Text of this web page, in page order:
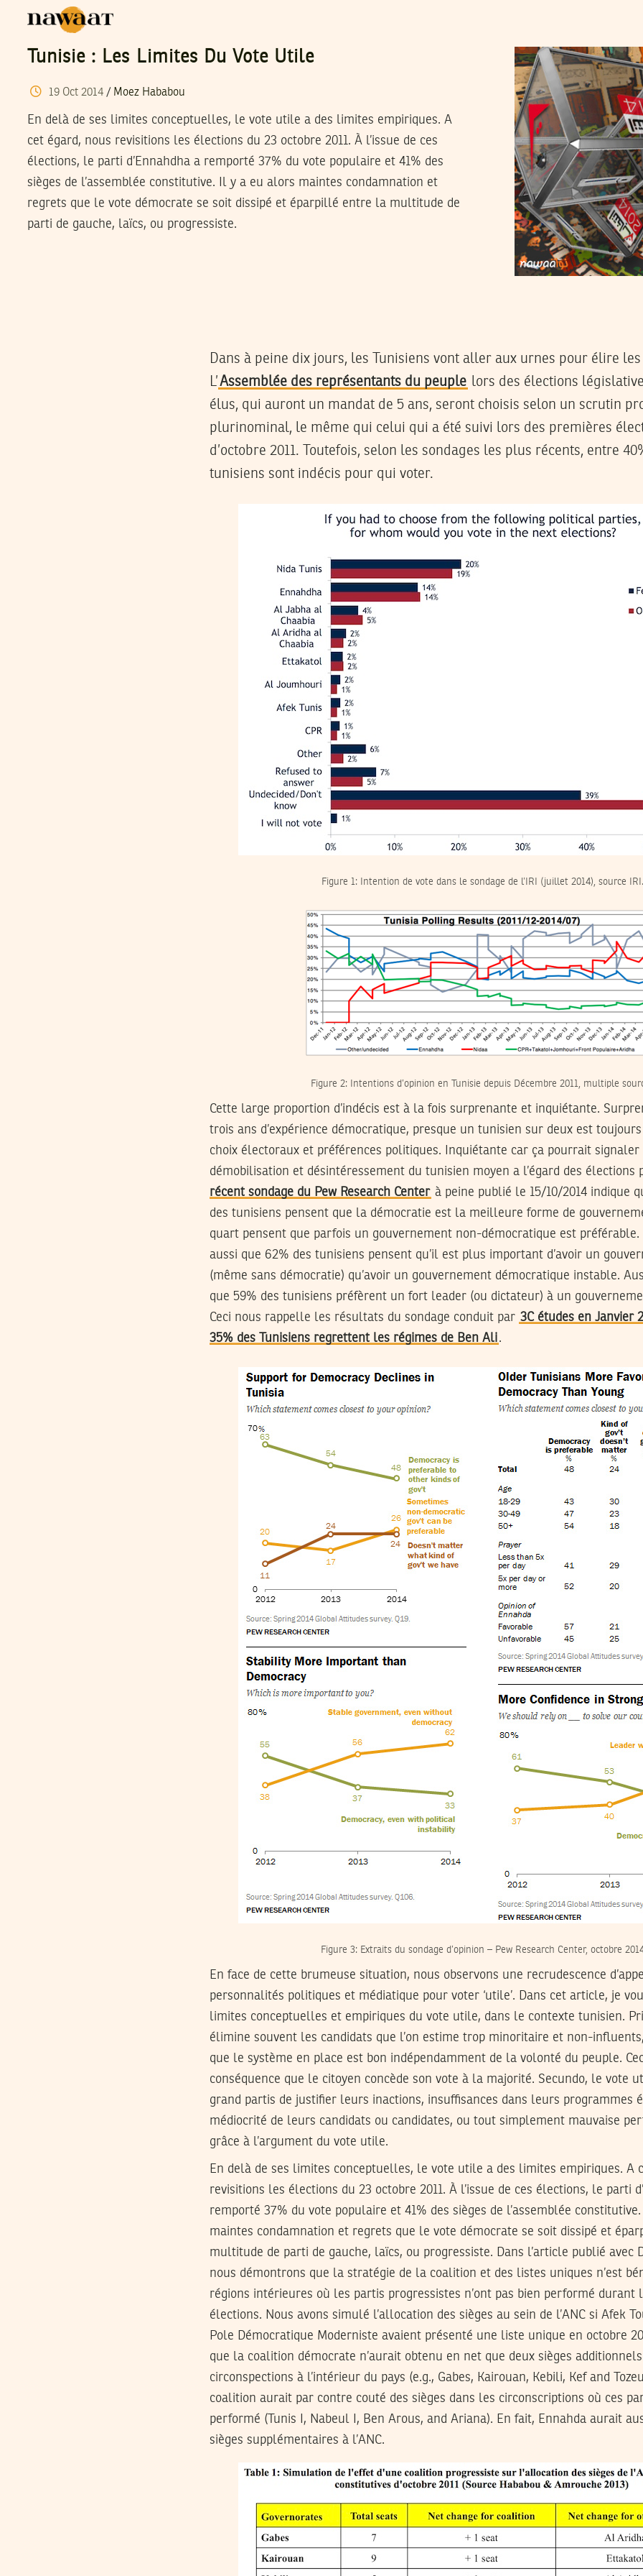
Tunisie : Les Limites Du Vote Utile
19 Oct 2014/ Moez Hababou
En delà de ses limites conceptuelles, le vote utile a des limites empiriques. A
cet égard, nous revisitions les élections du 23 octobre 2011. À l’issue de ces
élections, le parti d’Ennahdha a remporté 37% du vote populaire et 41% des
sièges de l’assemblée constitutive. Il y a eu alors maintes condamnation et
regrets que le vote démocrate se soit dissipé et éparpillé entre la multitude de
parti de gauche, laïcs, ou progressiste.
Dans à peine dix jours, les Tunisiens vont aller aux urnes pour élire
L’Assemblée des représentants du peuple lors des élections
élus, qui auront un mandat de 5 ans, seront choisis selon un scrutin
plurinominal, le même qui celui qui a été suivi lors des premières
d’octobre 2011. Toutefois, selon les sondages les plus récents, entre
tunisiens sont indécis pour qui voter.
Figure 1: Intention de vote dans le sondage de l’IRI (juillet 2014), source IRI.
Figure 2: Intentions d’opinion en Tunisie depuis Décembre 2011, multiple
Cette large proportion d’indécis est à la fois surprenante et inquiétante.
trois ans d’expérience démocratique, presque un tunisien sur deux est
choix électoraux et préférences politiques. Inquiétante car ça pourrait
démobilisation et désintéressement du tunisien moyen a l’égard des élections
récent sondage du Pew Research Center à peine publié le 15/10/2014 indique
des tunisiens pensent que la démocratie est la meilleure forme de
quart pensent que parfois un gouvernement non-démocratique est préférable.
aussi que 62% des tunisiens pensent qu’il est plus important d’avoir un
(même sans démocratie) qu’avoir un gouvernement démocratique instable.
que 59% des tunisiens préfèrent un fort leader (ou dictateur) à un
Ceci nous rappelle les résultats du sondage conduit par 3C études en Janvier
35% des Tunisiens regrettent les régimes de Ben Ali.
Figure 3: Extraits du sondage d’opinion – Pew Research Center, octobre
En face de cette brumeuse situation, nous observons une recrudescence
personnalités politiques et médiatique pour voter ‘utile’. Dans cet article, je
limites conceptuelles et empiriques du vote utile, dans le contexte tunisien.
élimine souvent les candidats que l’on estime trop minoritaire et non-
que le système en place est bon indépendamment de la volonté du peuple.
conséquence que le citoyen concède son vote à la majorité. Secundo, le vote
grand partis de justifier leurs inactions, insuffisances dans leurs programmes
médiocrité de leurs candidats ou candidates, ou tout simplement mauvaise
grâce à l’argument du vote utile.
En delà de ses limites conceptuelles, le vote utile a des limites empiriques. A
revisitions les élections du 23 octobre 2011. À l’issue de ces élections, le parti
remporté 37% du vote populaire et 41% des sièges de l’assemblée
maintes condamnation et regrets que le vote démocrate se soit dissipé et
multitude de parti de gauche, laïcs, ou progressiste. Dans l’article publié avec
nous démontrons que la stratégie de la coalition et des listes uniques n’est
régions intérieures où les partis progressistes n’ont pas bien performé durant
élections. Nous avons simulé l’allocation des sièges au sein de l’ANC si Afek
Pole Démocratique Moderniste avaient présenté une liste unique en octobre
que la coalition démocrate n’aurait obtenu en net que deux sièges
circonspections à l’intérieur du pays (e.g., Gabes, Kairouan, Kebili, Kef and
coalition aurait par contre couté des sièges dans les circonscriptions où ces
performé (Tunis I, Nabeul I, Ben Arous, and Ariana). En fait, Ennahda aurait
sièges supplémentaires à l’ANC.